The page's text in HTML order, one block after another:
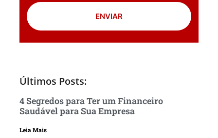
ENVIAR
Últimos Posts:
4 Segredos para Ter um Financeiro
Saudável para Sua Empresa
Leia Mais